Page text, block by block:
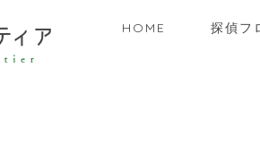
HOME 探偵フ